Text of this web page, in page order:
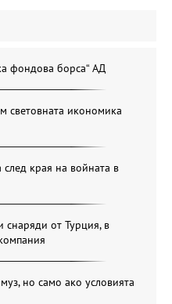
фондова борса“ АД
световната икономика
след края на войната в
снаряди от Турция, в
но само ако условията